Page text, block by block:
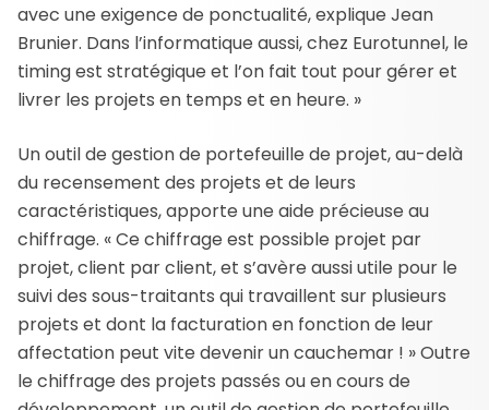
avec une exigence de ponctualité, explique Jean
Brunier. Dans l’informatique aussi, chez Eurotunnel, le
timing est stratégique et l’on fait tout pour gérer et
livrer les projets en temps et en heure. »
Un outil de gestion de portefeuille de projet, au-delà
du recensement des projets et de leurs
caractéristiques, apporte une aide précieuse au
chiffrage. « Ce chiffrage est possible projet par
projet, client par client, et s’avère aussi utile pour le
suivi des sous-traitants qui travaillent sur plusieurs
projets et dont la facturation en fonction de leur
affectation peut vite devenir un cauchemar ! » Outre
le chiffrage des projets passés ou en cours de